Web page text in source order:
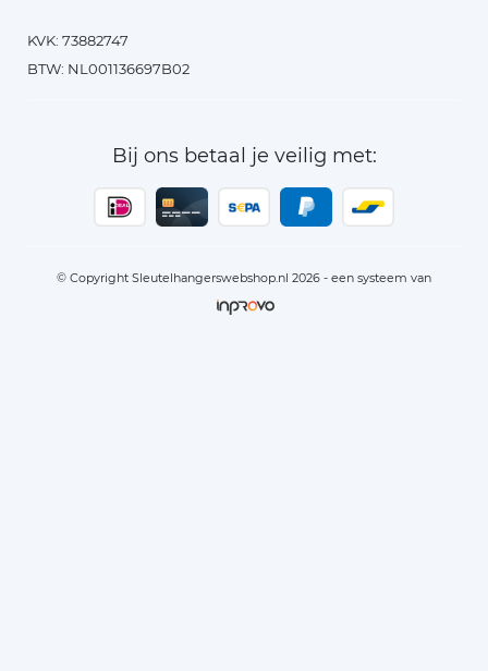
KVK: 73882747
BTW: NL001136697B02
Bij ons betaal je veilig met:
© Copyright Sleutelhangerswebshop.nl 2026 - een systeem van